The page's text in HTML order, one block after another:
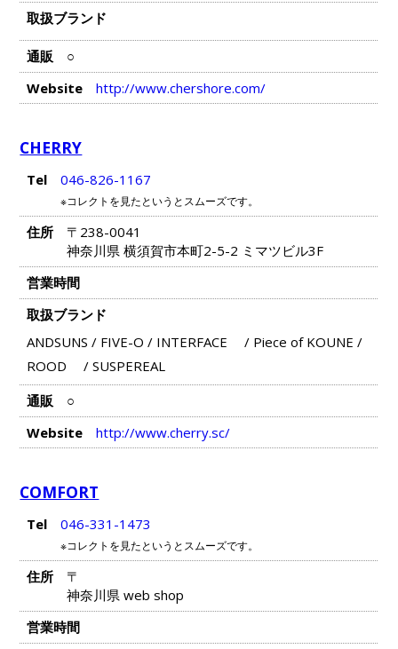
取扱ブランド
通販
○
Website
http://www.chershore.com/
CHERRY
Tel 046-826-1167
※コレクトを見たというとスムーズです。
住所
〒238-0041
神奈川県 横須賀市本町2-5-2 ミマツビル3F
営業時間
取扱ブランド
ANDSUNS / FIVE-O / INTERFACE / Piece of KOUNE /
ROOD
/ SUSPEREAL
通販
○
Website
http://www.cherry.sc/
COMFORT
Tel 046-331-1473
※コレクトを見たというとスムーズです。
住所
〒
神奈川県 web shop
営業時間